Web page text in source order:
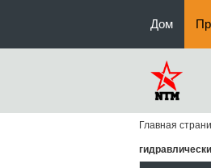
Дом
Главная